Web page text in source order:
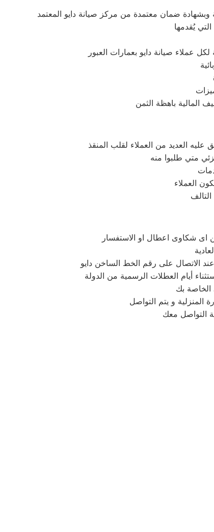
يُقدمها
عملاء صيانة دايو بعمارات العبور
العديد من العملاء لقلب المنقذ
اى شكاوى اعطال او الاستفسار
الاتصال على رقم الخط الساخن دايو
الخاصة بك
المنزلية و يتم التواصل
التواصل معك